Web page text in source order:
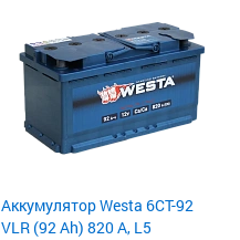
Аккумулятор Westa 6СТ-92
VLR (92 Ah) 820 А, L5